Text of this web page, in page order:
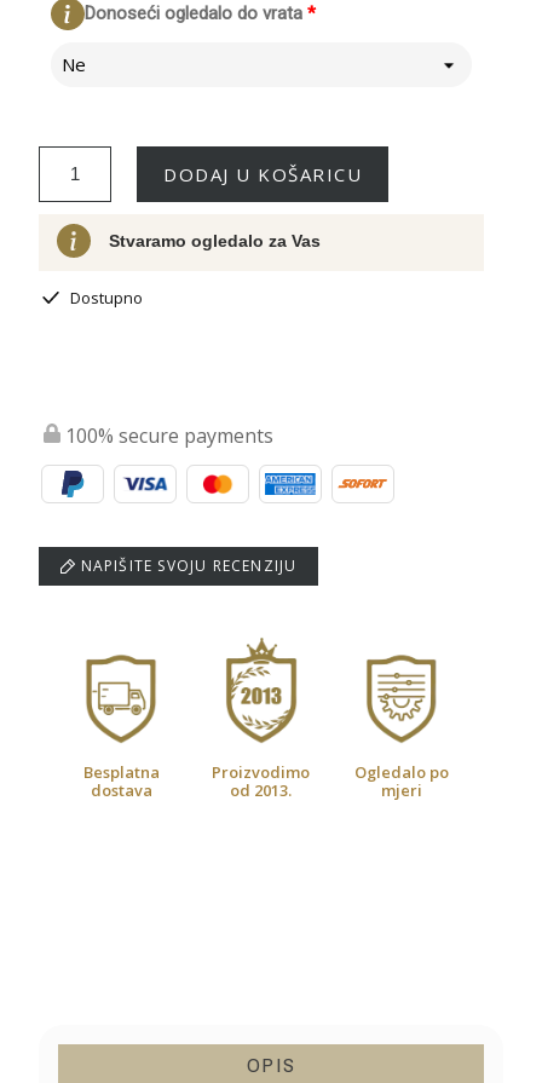
*
Donoseći ogledalo do vrata
Ne
DODAJ U KOŠARICU
Stvaramo ogledalo za Vas
Dostupno
100% secure payments
NAPIŠITE SVOJU RECENZIJU
Besplatna
dostava
Proizvodimo
od 2013.
Ogledalo po
mjeri
OPIS